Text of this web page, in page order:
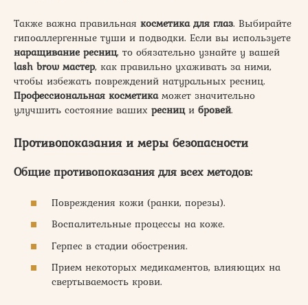
Также важна правильная косметика для глаз. Выбирайте
гипоаллергенные туши и подводки. Если вы используете
наращивание ресниц, то обязательно узнайте у вашей
lash brow мастер, как правильно ухаживать за ними,
чтобы избежать повреждений натуральных ресниц.
Профессиональная косметикаможет значительно
улучшить состояние ваших ресници бровей.
Противопоказания и меры безопасности
Общие противопоказания для всех методов:
Повреждения кожи (ранки, порезы).
Воспалительные процессы на коже.
Герпес в стадии обострения.
Прием некоторых медикаментов, влияющих на
свертываемость крови.